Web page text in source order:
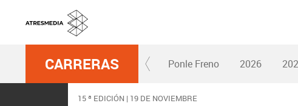
CARRERAS Ponle Freno 2026
15 ª EDICIÓN | 19 DE NOVIEMBRE